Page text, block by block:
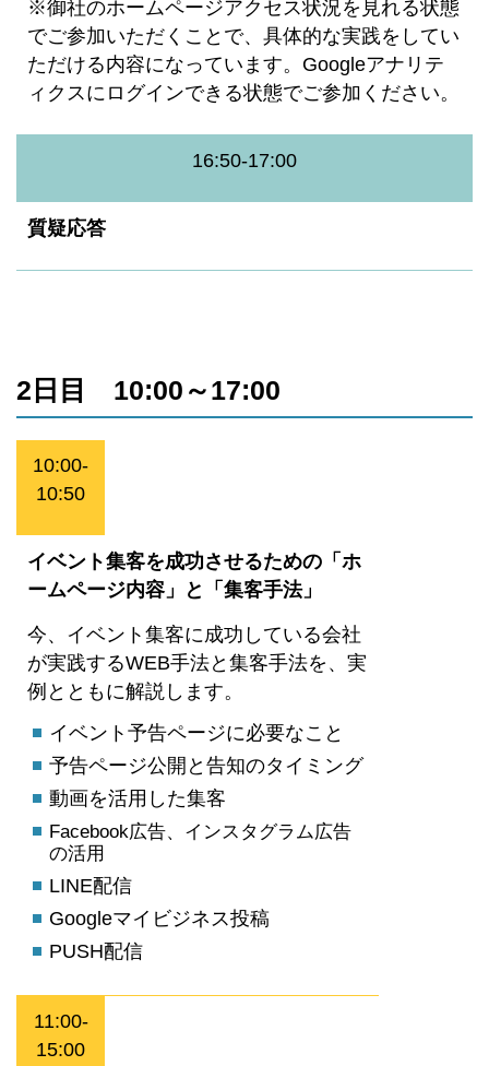
※御社のホームページアクセス状況を見れる状態
でご参加いただくことで、具体的な実践をしてい
ただける内容になっています。Googleアナリテ
ィクスにログインできる状態でご参加ください。
16:50-17:00
質疑応答
2日目 10:00～17:00
10:00-
10:50
イベント集客を成功させるための「ホ
ームページ内容」と「集客手法」
今、イベント集客に成功している会社
が実践するWEB手法と集客手法を、実
例とともに解説します。
イベント予告ページに必要なこと
予告ページ公開と告知のタイミング
動画を活用した集客
Facebook広告、インスタグラム広告
の活用
LINE配信
Googleマイビジネス投稿
PUSH配信
11:00-
15:00